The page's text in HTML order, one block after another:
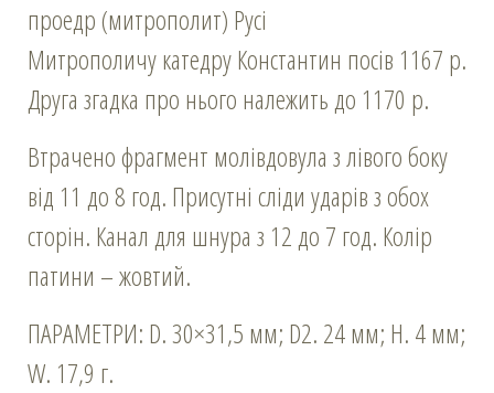
проедр (митрополит) Русі
Митрополичу катедру Константин посів 1167 р.
Друга згадка про нього належить до 1170 р.
Втрачено фрагмент молівдовула з лівого боку
від 11 до 8 год. Присутні сліди ударів з обох
сторін. Канал для шнура з 12 до 7 год. Колір
патини – жовтий.
ПАРАМЕТРИ: D. 30×31,5 мм; D2. 24 мм; Н. 4 мм;
W. 17,9 г.